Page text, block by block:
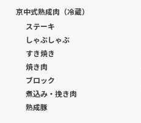
京中式熟成肉（冷蔵）
ステーキ
しゃぶしゃぶ
すき焼き
焼き肉
ブロック
煮込み・挽き肉
熟成豚